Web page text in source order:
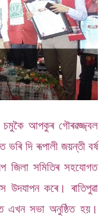
আপকুৰ গৌৰৱজ্জ্বল
দি ৰূপালী জয়ন্তী বৰ্ষ
জিলা সমিতিৰ সহযোগত
উদযাপন কৰে। ৰাতিপুৱা
এখন সভা অনুষ্ঠিত হয়।